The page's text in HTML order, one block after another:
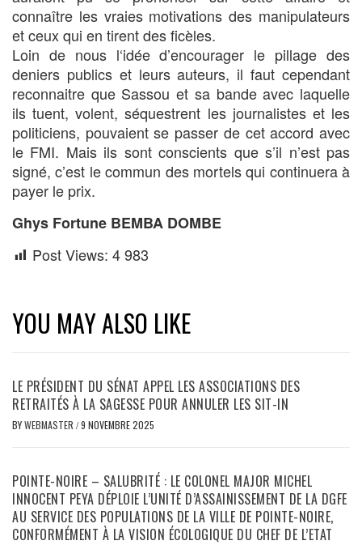
connaître les vraies motivations des manipulateurs
et ceux qui en tirent des ﬁcèles.
Loin de nous l‘idée d’encourager le pillage des
deniers publics et leurs auteurs, il faut cependant
reconnaitre que Sassou et sa bande avec laquelle
ils tuent, volent, séquestrent les journalistes et les
politiciens, pouvaient se passer de cet accord avec
le FMI. Mais ils sont conscients que s’il n’est pas
signé, c’est le commun des mortels qui continuera à
payer le prix.
Ghys Fortune BEMBA DOMBE
Post Views: 4 983
YOU MAY ALSO LIKE
LE PRÉSIDENT DU SÉNAT APPEL LES ASSOCIATIONS DES
RETRAITÉS À LA SAGESSE POUR ANNULER LES SIT-IN
BYWEBMASTER /9 NOVEMBRE 2025
POINTE-NOIRE – SALUBRITÉ : LE COLONEL MAJOR MICHEL
INNOCENT PEYA DÉPLOIE L’UNITÉ D’ASSAINISSEMENT DE LA DGFE
AU SERVICE DES POPULATIONS DE LA VILLE DE POINTE-NOIRE,
CONFORMÉMENT À LA VISION ÉCOLOGIQUE DU CHEF DE L’ETAT